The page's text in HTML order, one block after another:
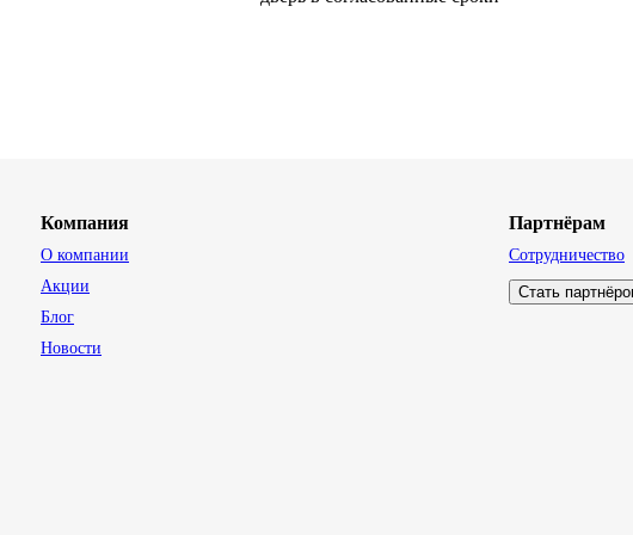
Компания
О компании
Акции
Блог
Новости
Партнёрам
Сотрудничество
Стать